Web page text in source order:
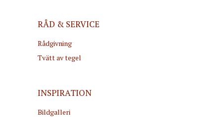
RÅD & SERVICE
Rådgivning
Tvätt av tegel
INSPIRATION
Bildgalleri